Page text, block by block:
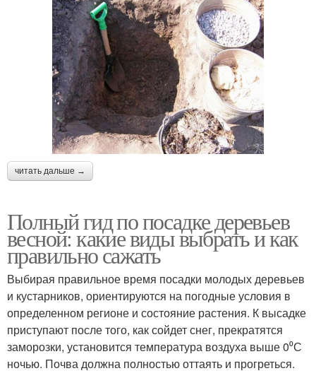
читать дальше →
Полный гид по посадке деревьев
весной: какие виды выбрать и как
правильно сажать
Выбирая правильное время посадки молодых деревьев
и кустарников, ориентируются на погодные условия в
определенном регионе и состояние растения. К высадке
приступают после того, как сойдет снег, прекратятся
заморозки, установится температура воздуха выше 0⁰С
ночью. Почва должна полностью оттаять и прогреться.